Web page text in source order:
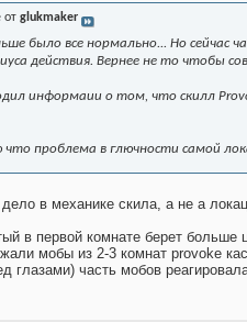
от glukmaker
было все нормально... Но сейчас
действия. Вернее не то чтобы
информаии о том, что скилл
что проблема в глючности самой
в механике скила, а не а
в первой комнате берет больше
мобы из 2-3 комнат provoke
глазами) часть мобов